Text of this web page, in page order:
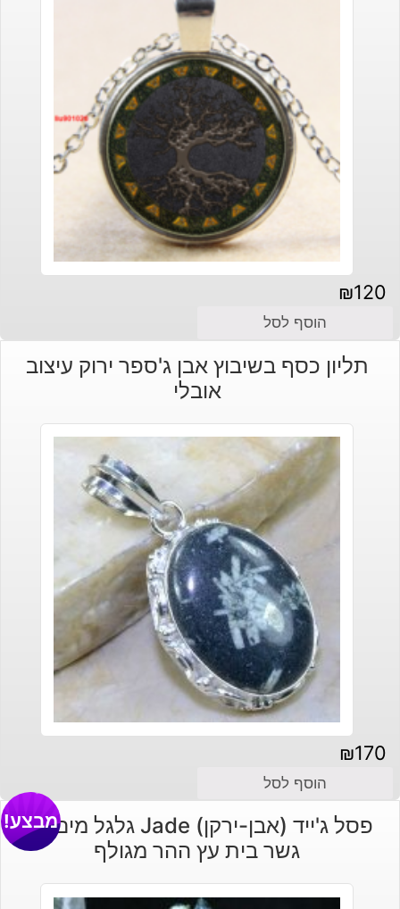
₪120
הוסף לסל
תליון כסף בשיבוץ אבן ג'ספר ירוק עיצוב
אובלי
₪170
הוסף לסל
פסל ג'ייד (אבן-ירקן) Jade גלגל מים של
גשר בית עץ ההר מגולף
מבצע!